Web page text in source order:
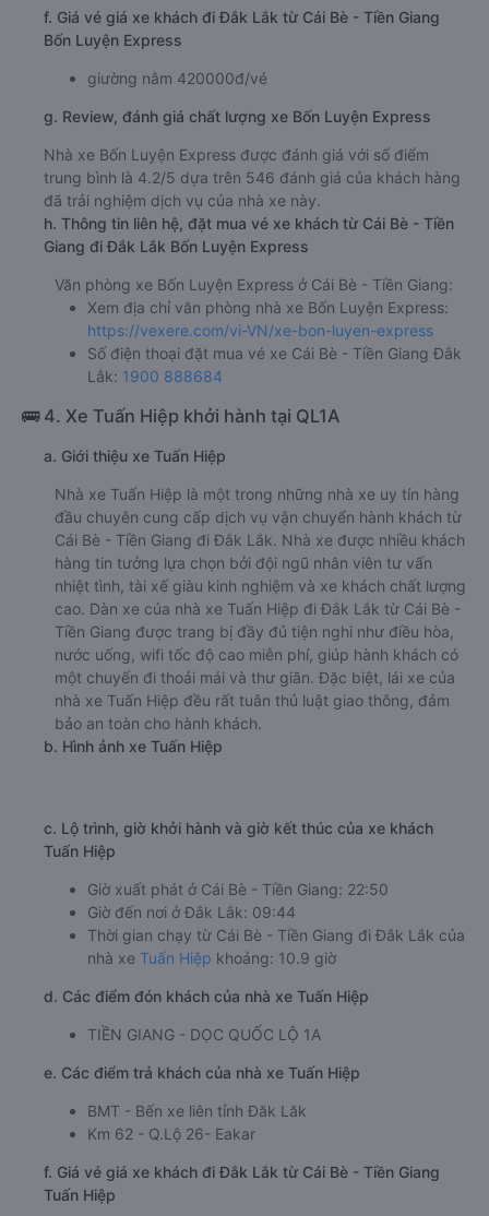
f. Giá vé giá xe khách đi Đắk Lắk từ Cái Bè - Tiền Giang
Bốn Luyện Express
giường nằm 420000đ/vé
g. Review, đánh giá chất lượng xe Bốn Luyện Express
Nhà xe Bốn Luyện Express được đánh giá với số điểm
trung bình là 4.2/5 dựa trên 546 đánh giá của khách hàng
đã trải nghiệm dịch vụ của nhà xe này.
h. Thông tin liên hệ, đặt mua vé xe khách từ Cái Bè - Tiền
Giang đi Đắk Lắk Bốn Luyện Express
Văn phòng xe Bốn Luyện Express ở Cái Bè - Tiền Giang:
Xem địa chỉ văn phòng nhà xe Bốn Luyện Express:
https://vexere.com/vi-VN/xe-bon-luyen-express
Số điện thoại đặt mua vé xe Cái Bè - Tiền Giang Đắk
Lắk: 1900 888684
🚌 4. Xe Tuấn Hiệp khởi hành tại QL1A
a. Giới thiệu xe Tuấn Hiệp
Nhà xe Tuấn Hiệp là một trong những nhà xe uy tín hàng
đầu chuyên cung cấp dịch vụ vận chuyển hành khách từ
Cái Bè - Tiền Giang đi Đắk Lắk. Nhà xe được nhiều khách
hàng tin tưởng lựa chọn bởi đội ngũ nhân viên tư vấn
nhiệt tình, tài xế giàu kinh nghiệm và xe khách chất lượng
cao. Dàn xe của nhà xe Tuấn Hiệp đi Đắk Lắk từ Cái Bè -
Tiền Giang được trang bị đầy đủ tiện nghi như điều hòa,
nước uống, wifi tốc độ cao miễn phí, giúp hành khách có
một chuyến đi thoải mái và thư giãn. Đặc biệt, lái xe của
nhà xe Tuấn Hiệp đều rất tuân thủ luật giao thông, đảm
bảo an toàn cho hành khách.
b. Hình ảnh xe Tuấn Hiệp
c. Lộ trình, giờ khởi hành và giờ kết thúc của xe khách
Tuấn Hiệp
Giờ xuất phát ở Cái Bè - Tiền Giang: 22:50
Giờ đến nơi ở Đắk Lắk: 09:44
Thời gian chạy từ Cái Bè - Tiền Giang đi Đắk Lắk của
nhà xe Tuấn Hiệp khoảng: 10.9 giờ
d. Các điểm đón khách của nhà xe Tuấn Hiệp
TIỀN GIANG - DỌC QUỐC LỘ 1A
e. Các điểm trả khách của nhà xe Tuấn Hiệp
BMT - Bến xe liên tỉnh Đăk Lăk
Km 62 - Q.Lộ 26- Eakar
f. Giá vé giá xe khách đi Đắk Lắk từ Cái Bè - Tiền Giang
Tuấn Hiệp